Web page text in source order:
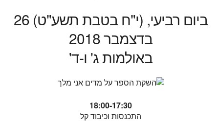
ביום רביעי, (י"ח בטבת תשע"ט) 26
בדצמבר 2018
באולמות ג' ו-ד'
18:00-17:30
התכנסות וכיבוד קל